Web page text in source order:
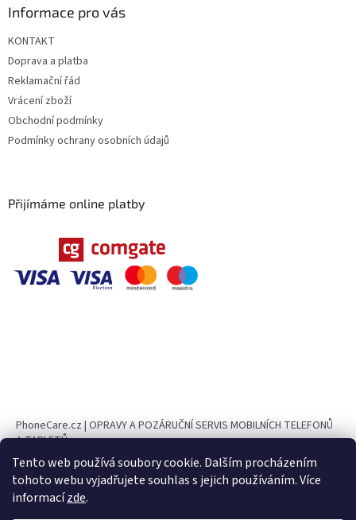
Tento web používá soubory cookie. Dalším procházením
tohoto webu vyjadřujete souhlas s jejich používáním. Více
informacízde.
UPOZORNĚNÍ Ve dnech 10. 8. – 23. 8. 2026 bude naše provozovna z
Informace pro vás
KONTAKT
Doprava a platba
Reklamační řád
Vrácení zboží
Obchodní podmínky
Podmínky ochrany osobních údajů
Přijímáme online platby
PhoneCare.cz | OPRAVY A POZÁRUČNÍ SERVIS MOBILNÍCH TELEFONŮ
A TABLETŮ
PhoneParts.cz